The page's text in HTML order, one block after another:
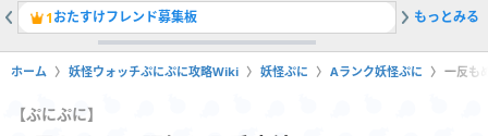
1おたすけフレンド募集板 2ともだ
もっとみる
ホーム 妖怪ウォッチぷにぷに攻略Wiki 妖怪ぷに Aランク妖怪ぷに 一反も
【ぷにぷに】